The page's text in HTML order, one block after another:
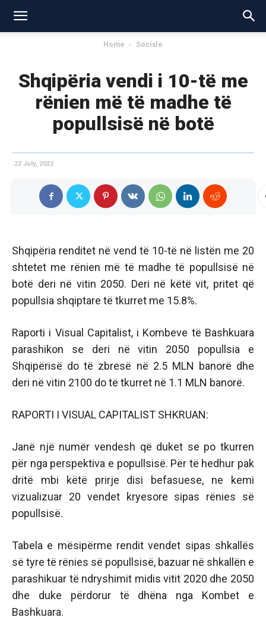
Home Sociale
Shqipëria vendi i 10-të me
rënien më të madhe të
popullsisë në botë
22 July, 2022
Shqipëria renditet në vend të 10-të në listën me 20
shtetet me rënien më të madhe të popullsisë në
botë deri në vitin 2050. Deri në këtë vit, pritet që
popullsia shqiptare të tkurret me 15.8%.
Raporti i Visual Capitalist, i Kombeve të Bashkuara
parashikon se deri në vitin 2050 popullsia e
Shqipërisë do të zbresë në 2.5 MLN banorë dhe
deri në vitin 2100 do të tkurret në 1.1 MLN banorë.
RAPORTI I VISUAL CAPITALIST SHKRUAN:
Janë një numër vendesh që duket se po tkurren
për nga perspektiva e popullsisë. Për të hedhur pak
dritë mbi këtë prirje disi befasuese, ne kemi
vizualizuar 20 vendet kryesore sipas rënies së
popullsisë.
Tabela e mësipërme rendit vendet sipas shkallës
së tyre të rënies së popullsisë, bazuar në shkallën e
parashikuar të ndryshimit midis vitit 2020 dhe 2050
dhe duke përdorur të dhëna nga Kombet e
Bashkuara.